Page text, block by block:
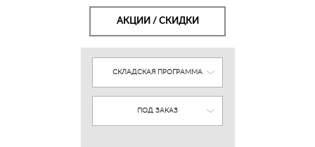
АКЦИИ / СКИДКИ
СКЛАДСКАЯ ПРОГРАММА
ПОД ЗАКАЗ